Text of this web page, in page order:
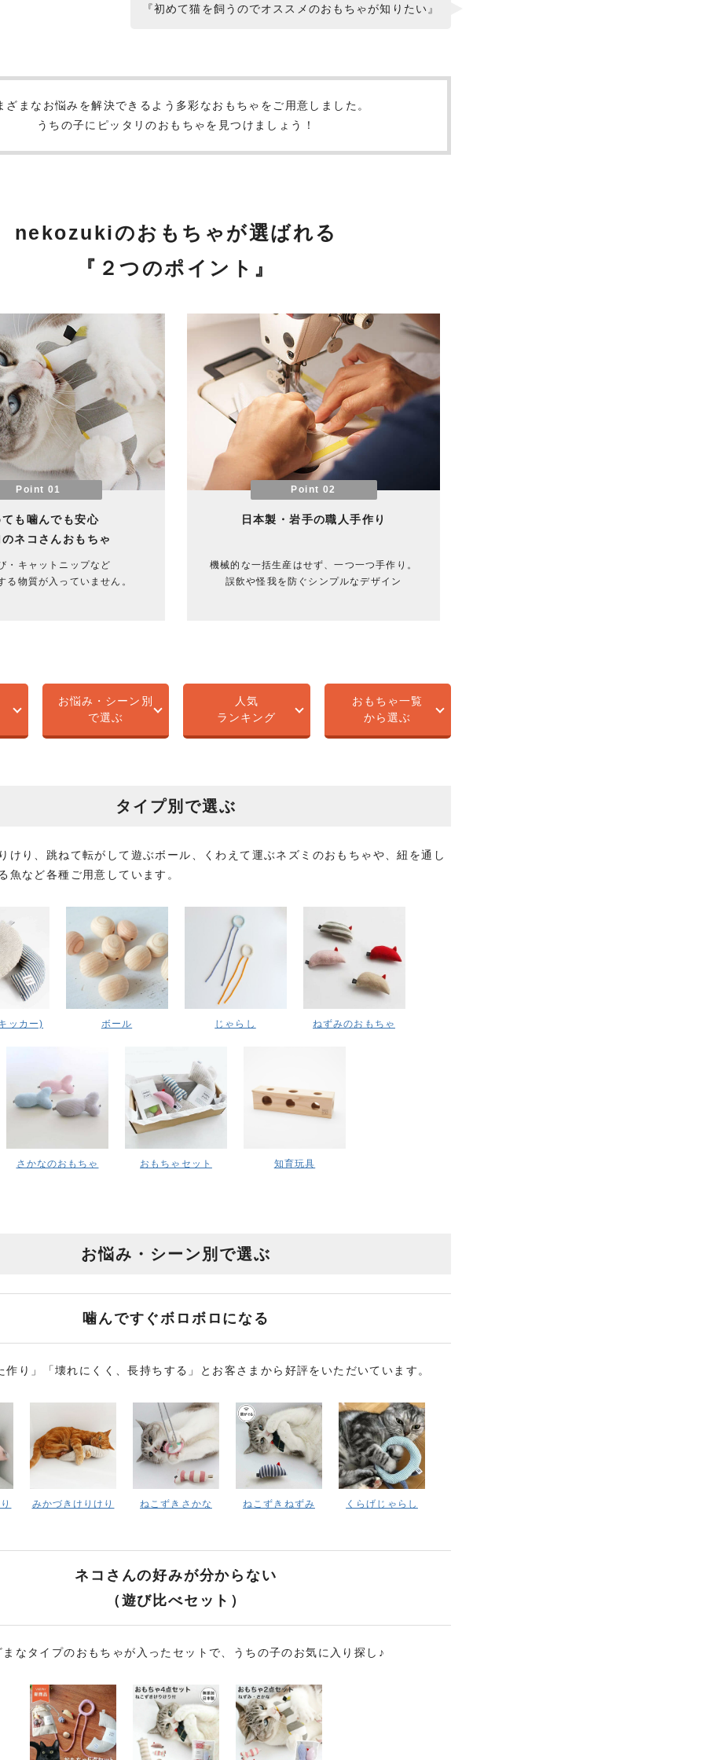
『初めて猫を飼うのでオススメのおもちゃが知りたい』
ざまなお悩みを解決できるよう多彩なおもちゃをご用意しました。
うちの子にピッタリのおもちゃを見つけましょう！
nekozukiのおもちゃが選ばれる
『２つのポイント』
Point 01
も噛んでも安心
ネコさんおもちゃ
・キャットニップなど
る物質が入っていません。
Point 02
日本製・岩手の職人手作り
機械的な一括生産はせず、一つ一つ手作り。
誤飲や怪我を防ぐシンプルなデザイン
お悩み・シーン別
で選ぶ
人気
ランキング
おもちゃ一覧
から選ぶ
タイプ別で選ぶ
けり、跳ねて転がして遊ぶボール、くわえて運ぶネズミのおもちゃや、紐を通し
魚など各種ご用意しています。
ッカー) ボール じゃらし ねずみのおもちゃ
さかなのおもちゃ おもちゃセット 知育玩具
お悩み・シーン別で選ぶ
噛んですぐボロボロになる
作り」「壊れにくく、長持ちする」とお客さまから好評をいただいています。
みかづきけりけり ねこずきさかな ねこずきねずみ くらげじゃらし
ネコさんの好みが分からない
（遊び比べセット）
まなタイプのおもちゃが入ったセットで、うちの子のお気に入り探し♪